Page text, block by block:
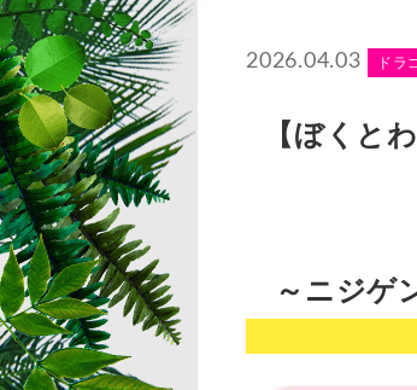
2026.04.03 ドラ
【ぼくと
～ニジゲ